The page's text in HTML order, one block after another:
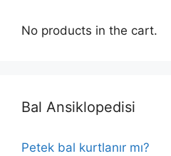
No products in the cart.
Bal Ansiklopedisi
Petek bal kurtlanır mı?